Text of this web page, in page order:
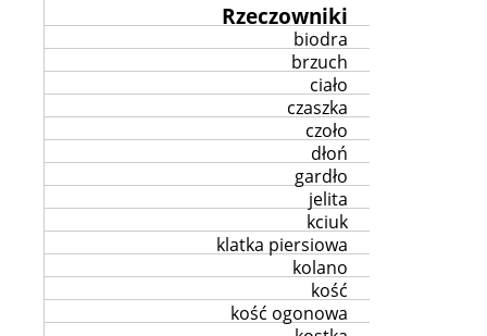
Rzeczowniki
biodra
brzuch
ciało
czaszka
czoło
dłoń
gardło
jelita
kciuk
klatka piersiowa
kolano
kość
kość ogonowa